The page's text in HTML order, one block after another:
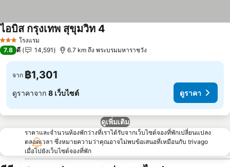
3 ดาว โรงแรม
ไอบิส กรุงเทพ สุขุมวิท 4
7.8 ดี 14,591 6.7 km ถึง พระบรมมหาราชวัง
จาก ฿1,301
ดูราคาจาก 8 เว็บไซต์ ดูราคา
ดูเพิ่มเติม
ราคาและจำนวนห้องพักว่างที่เราได้รับจากเว็บไซต์จองที่พักเปลี่ยนแปลง
ตลอดเวลา ซึ่งหมายความว่าคุณอาจไม่พบข้อเสนอที่เหมือนกับ trivago
เมื่อไปยังเว็บไซต์จองที่พัก